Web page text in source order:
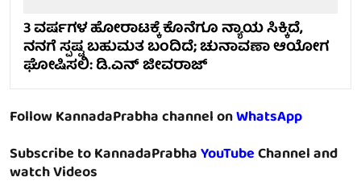
3 ವರ್ಷಗಳ ಹೋರಾಟಕ್ಕೆ ಕೊನೆಗೂ ನ್ಯಾಯ ಸಿಕ್ಕಿದೆ,
ನನಗೆ ಸ್ಪಷ್ಟ ಬಹುಮತ ಬಂದಿದೆ; ಚುನಾವಣಾ ಆಯೋಗ
ಘೋಷಿಸಲಿ: ಡಿ.ಎನ್ ಜೀವರಾಜ್
Follow KannadaPrabha channel onWhatsApp
Subscribe to KannadaPrabhaYouTubeChannel and
watch Videos